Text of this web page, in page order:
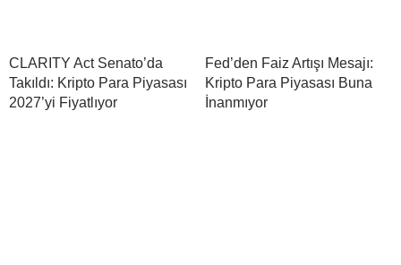
CLARITY Act Senato’da
Takıldı: Kripto Para Piyasası
2027’yi Fiyatlıyor
Fed’den Faiz Artışı Mesajı:
Kripto Para Piyasası Buna
İnanmıyor